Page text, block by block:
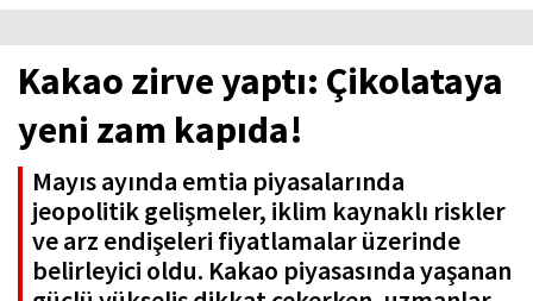
Kakao zirve yaptı: Çikolataya
yeni zam kapıda!
Mayıs ayında emtia piyasalarında
jeopolitik gelişmeler, iklim kaynaklı riskler
ve arz endişeleri fiyatlamalar üzerinde
belirleyici oldu. Kakao piyasasında yaşanan